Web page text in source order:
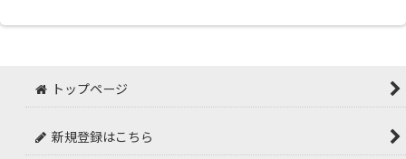
トップページ
新規登録はこちら